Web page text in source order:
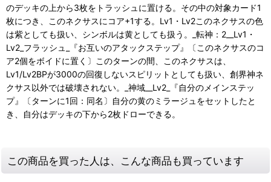
のデッキの上から3枚をトラッシュに置ける。その中の対象カード1
枚につき、このネクサスにコア+1する。Lv1・Lv2このネクサスの色
は紫としても扱い、シンボルは黄としても扱う。_転神：2__Lv1・
Lv2_フラッシュ_『お互いのアタックステップ』〔このネクサスのコ
ア2個をボイドに置く〕このターンの間、このネクサスは、
Lv1/Lv2BPが3000の回復しないスピリットとしても扱い、創界神ネ
クサス以外では破壊されない。_神域__Lv2_『自分のメインステッ
プ』〔ターンに1回：同名〕自分の黄のミラージュをセットしたと
き、自分はデッキの下から2枚ドローできる。
この商品を買った人は、こんな商品も買っています